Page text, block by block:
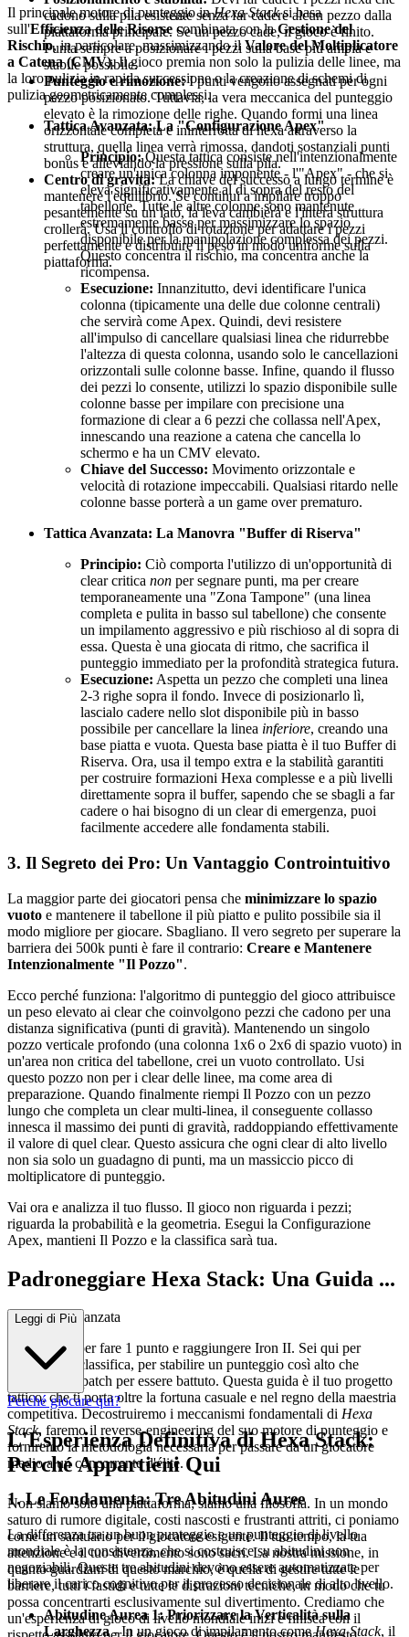
cadono sulla pila esistente senza far cadere alcun pezzo dalla
piattaforma principale. Se un pezzo cade, il gioco è finito.
Punta sempre a posizionare i pezzi sulla base più ampia e
stabile possibile.
Punteggio e rimozione:I punti vengono assegnati per ogni
pezzo posizionato. Tuttavia, la vera meccanica del punteggio
elevato è la rimozione delle righe. Quando formi una linea
orizzontale completa e ininterrotta di hexa attraverso la
struttura, quella linea verrà rimossa, dandoti sostanziali punti
bonus e alleviando la pressione sulla pila.
Centro di gravità:La chiave del successo a lungo termine è
mantenere l'equilibrio. Se continui a impilare troppo
pesantemente su un lato, la leva cambierà e l'intera struttura
crollerà. Usa il controllo di rotazione per adattare i pezzi
perfettamente e distribuire il peso in modo uniforme sulla
piattaforma.
Il principale motore di punteggio inHexa Stacksi basa
sull'Efficienza delle Risorse combinata con laGestione del
Rischio, in particolare, massimizzando il Valore del Moltiplicatore
a Catena (CMV). Il gioco premia non solo la pulizia delle linee, ma
la loro pulizia in rapida successione o la creazione di schemi di
pulizia geometricamente complessi.
Tattica Avanzata: La "Configurazione Apex"
Principio:Questa tattica consiste nell'intenzionalmente
creare un'unica colonna imponente - l'"Apex" - che si
eleva significativamente al di sopra del resto del
tabellone. Tutte le altre colonne sono mantenute
estremamente basse per massimizzare lo spazio
disponibile per la manipolazione complessa dei pezzi.
Questo concentra il rischio, ma concentra anche la
ricompensa.
Esecuzione: Innanzitutto, devi identificare l'unica
colonna (tipicamente una delle due colonne centrali)
che servirà come Apex. Quindi, devi resistere
all'impulso di cancellare qualsiasi linea che ridurrebbe
l'altezza di questa colonna, usando solo le cancellazioni
orizzontali sulle colonne basse. Infine, quando il flusso
dei pezzi lo consente, utilizzi lo spazio disponibile sulle
colonne basse per impilare con precisione una
formazione di clear a 6 pezzi che collassa nell'Apex,
innescando una reazione a catena che cancella lo
schermo e ha un CMV elevato.
Chiave del Successo: Movimento orizzontale e
velocità di rotazione impeccabili. Qualsiasi ritardo nelle
colonne basse porterà a un game over prematuro.
Tattica Avanzata: La Manovra "Buffer di Riserva"
Principio: Ciò comporta l'utilizzo di un'opportunità di
clear critica non per segnare punti, ma per creare
temporaneamente una "Zona Tampone" (una linea
completa e pulita in basso sul tabellone) che consente
un impilamento aggressivo e più rischioso al di sopra di
essa. Questa è una giocata di ritmo, che sacrifica il
punteggio immediato per la profondità strategica futura.
Esecuzione: Aspetta un pezzo che completi una linea
2-3 righe sopra il fondo. Invece di posizionarlo lì,
lascialo cadere nello slot disponibile più in basso
possibile per cancellare la linea inferiore, creando una
base piatta e vuota. Questa base piatta è il tuo Buffer di
Riserva. Ora, usa il tempo extra e la stabilità garantiti
per costruire formazioni Hexa complesse e a più livelli
direttamente sopra il buffer, sapendo che se sbagli a far
cadere o hai bisogno di un clear di emergenza, puoi
facilmente accedere alle fondamenta stabili.
3. Il Segreto dei Pro: Un Vantaggio Controintuitivo
La maggior parte dei giocatori pensa che minimizzare lo spazio
vuoto e mantenere il tabellone il più piatto e pulito possibile sia il
modo migliore per giocare. Sbagliano. Il vero segreto per superare la
barriera dei 500k punti è fare il contrario: Creare e Mantenere
Intenzionalmente "Il Pozzo".
Ecco perché funziona: l'algoritmo di punteggio del gioco attribuisce
un peso elevato ai clear che coinvolgono pezzi che cadono per una
distanza significativa (punti di gravità). Mantenendo un singolo
pozzo verticale profondo (una colonna 1x6 o 2x6 di spazio vuoto) in
un'area non critica del tabellone, crei un vuoto controllato. Usi
questo pozzo non per i clear delle linee, ma come area di
preparazione. Quando finalmente riempi Il Pozzo con un pezzo
lungo che completa un clear multi-linea, il conseguente collasso
innesca il massimo dei punti di gravità, raddoppiando effettivamente
il valore di quel clear. Questo assicura che ogni clear di alto livello
non sia solo un guadagno di punti, ma un massiccio picco di
moltiplicatore di punteggio.
Vai ora e analizza il tuo flusso. Il gioco non riguarda i pezzi;
riguarda la probabilità e la geometria. Esegui la Configurazione
Apex, mantieni Il Pozzo e la classifica sarà tua.
Padroneggiare Hexa Stack: Una Guida ...
Strategica Avanzata
Non sei qui per fare 1 punto e raggiungere Iron II. Sei qui per
dominare la classifica, per stabilire un punteggio così alto che
richiede una patch per essere battuto. Questa guida è il tuo progetto
tattico, che ti porta oltre la fortuna casuale e nel regno della maestria
competitiva. Decostruiremo i meccanismi fondamentali di Hexa
Stack, faremo il reverse-engineering del suo motore di punteggio e
forniremo la metodologia necessaria per passare da un giocatore
medio a un concorrente d'élite.
1. Le Fondamenta: Tre Abitudini Auree
La differenza tra un buon punteggio e un punteggio di livello
mondiale è la consistenza, che si costruisce su abitudini non
negoziabili. Queste tre abitudini devono essere automatizzate per
liberare il carico cognitivo per il processo decisionale di alto livello.
Abitudine Aurea 1: Priorizzare la Verticalità sulla
Larghezza- In un gioco di impilamento comeHexa Stack, il
Leggi di Più
Perché giocare qui?
L'Esperienza Definitiva di Hexa Stack:
Perché Appartieni Qui
Non siamo solo una piattaforma; siamo una filosofia. In un mondo
saturo di rumore digitale, costi nascosti e frustranti attriti, ci poniamo
come un santuario per il giocatore esigente. Il tuo tempo, la tua
attenzione e il tuo divertimento sono sacri. La nostra missione, in
quanto guardiani di questo marchio, è quella di gestire tutte le
barriere, tutti i fastidi e tutte le distrazioni tecniche, in modo che tu
possa concentrarti esclusivamente sul divertimento. Crediamo che
un'esperienza di gioco di livello mondiale inizi e finisca con il